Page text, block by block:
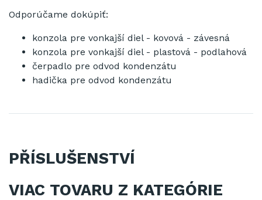
Odporúčame dokúpiť:
konzola pre vonkajší diel - kovová - závesná
konzola pre vonkajší diel - plastová - podlahová
čerpadlo pre odvod kondenzátu
hadička pre odvod kondenzátu
PŘÍSLUŠENSTVÍ
VIAC TOVARU Z KATEGÓRIE